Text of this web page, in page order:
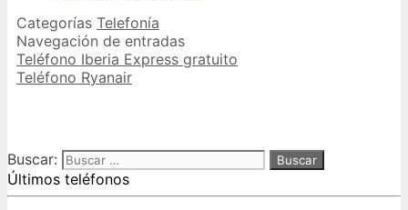
Categorías Telefonía
Navegación de entradas
Teléfono Iberia Express gratuito
Teléfono Ryanair
Buscar:
Últimos teléfonos